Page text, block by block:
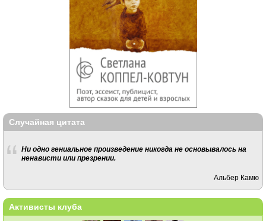
Случайная цитата
Ни одно гениальное произведение никогда не основывалось на
ненависти или презрении.
Альбер Камю
Активисты клуба